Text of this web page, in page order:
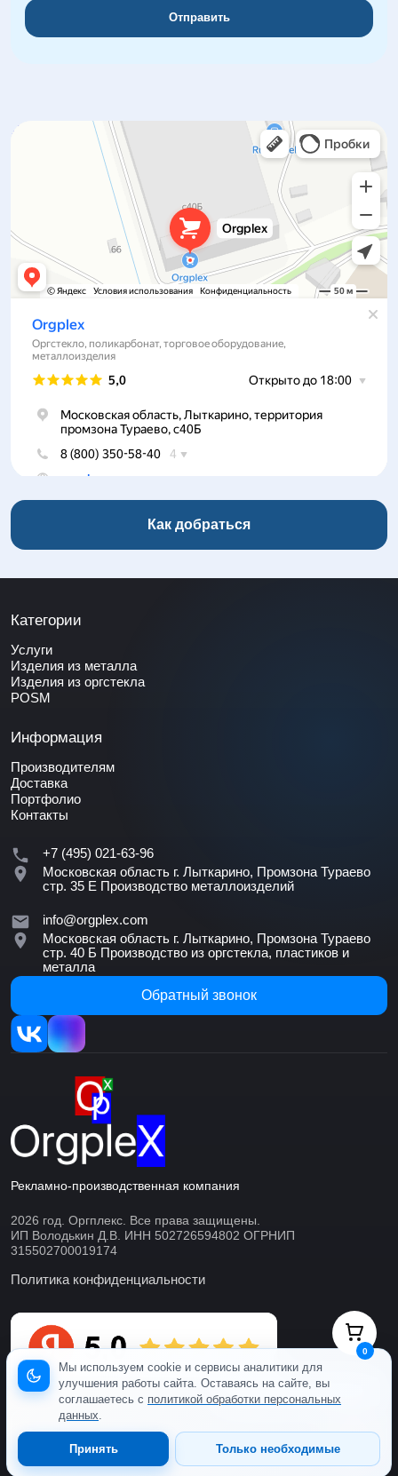
Отправить
Orgplex
Оргстекло, поликарбонат в Лыткарине
Торговое оборудование в Лыткарине
Как добраться
Категории
Услуги
Изделия из металла
Изделия из оргстекла
POSM
Информация
Производителям
Доставка
Портфолио
Контакты
+7 (495) 021-63-96
Московская область г. Лыткарино, Промзона Тураево
стр. 35 Е Производство металлоизделий
info@orgplex.com
Московская область г. Лыткарино, Промзона Тураево
стр. 40 Б Производство из оргстекла, пластиков и
металла
Обратный звонок
Рекламно-производственная компания
2026 год. Оргплекс. Все права защищены.
ИП Володькин Д.В. ИНН 502726594802 ОГРНИП
315502700019174
Политика конфиденциальности
Мы используем cookie и сервисы аналитики для
улучшения работы сайта. Оставаясь на сайте, вы
соглашаетесь с политикой обработки персональных
данных.
Только необходимые
Принять
0
Готовы ответить онлайн